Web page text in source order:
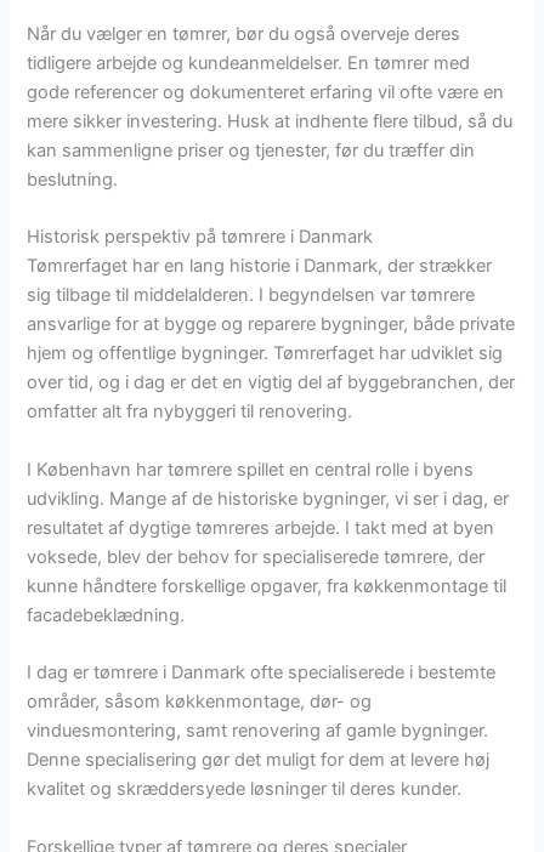
Når du vælger en tømrer, bør du også overveje deres
tidligere arbejde og kundeanmeldelser. En tømrer med
gode referencer og dokumenteret erfaring vil ofte være en
mere sikker investering. Husk at indhente flere tilbud, så du
kan sammenligne priser og tjenester, før du træffer din
beslutning.
Historisk perspektiv på tømrere i Danmark
Tømrerfaget har en lang historie i Danmark, der strækker
sig tilbage til middelalderen. I begyndelsen var tømrere
ansvarlige for at bygge og reparere bygninger, både private
hjem og offentlige bygninger. Tømrerfaget har udviklet sig
over tid, og i dag er det en vigtig del af byggebranchen, der
omfatter alt fra nybyggeri til renovering.
I København har tømrere spillet en central rolle i byens
udvikling. Mange af de historiske bygninger, vi ser i dag, er
resultatet af dygtige tømreres arbejde. I takt med at byen
voksede, blev der behov for specialiserede tømrere, der
kunne håndtere forskellige opgaver, fra køkkenmontage til
facadebeklædning.
I dag er tømrere i Danmark ofte specialiserede i bestemte
områder, såsom køkkenmontage, dør- og
vinduesmontering, samt renovering af gamle bygninger.
Denne specialisering gør det muligt for dem at levere høj
kvalitet og skræddersyede løsninger til deres kunder.
Forskellige typer af tømrere og deres specialer